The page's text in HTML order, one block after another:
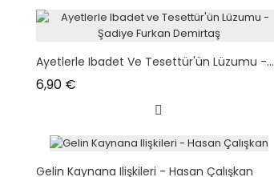
Ayetlerle Ibadet Ve Tesettür'ün Lüzumu -...
6,90 €
Gelin Kaynana Ilişkileri - Hasan Çalışkan